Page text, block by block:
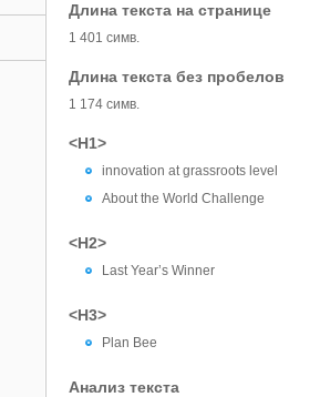
Длина текста на странице
1 401 симв.
Длина текста без пробелов
1 174 симв.
<H1>
innovation at grassroots level
About the World Challenge
<H2>
Last Year’s Winner
<H3>
Plan Bee
Анализ текста